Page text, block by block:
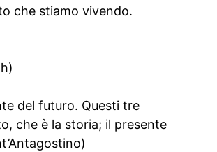
che stiamo vivendo.
del futuro. Questi tre
che è la storia; il presente